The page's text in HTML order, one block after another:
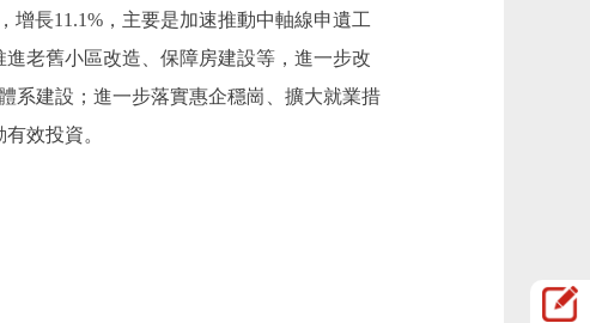
增長11.1%，主要是加速推動中軸線申遺工
老舊小區改造、保障房建設等，進一步改
系建設；進一步落實惠企穩崗、擴大就業措
效投資。